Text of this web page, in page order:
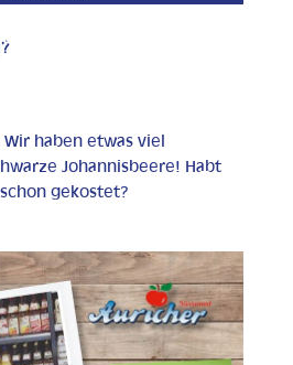
haben etwas viel
Johannisbeere! Habt
gekostet?